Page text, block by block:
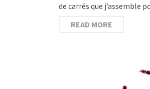
de carrés que j’assemble
READ MORE